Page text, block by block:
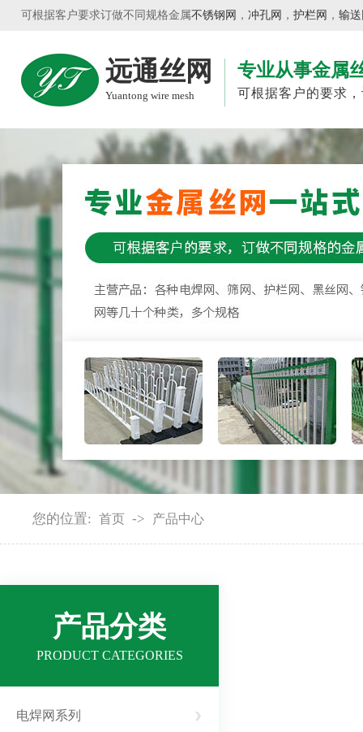
可根据客户要求订做不同规格金属不锈钢网 ， 冲孔网 ， 护栏网 ， 输
远通丝网
Yuantong wire mesh
专业从事金属
可根据客户的要求
您的位置: 首页 -> 产品中心
产品分类
PRODUCT CATEGORIES
电焊网系列